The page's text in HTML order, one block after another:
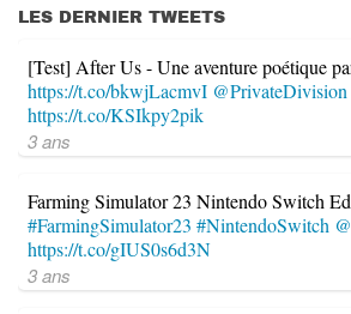
LES DERNIER TWEETS
[Test] After Us - Une aventure poétique
https://t.co/bkwjLacmvI @PrivateDivision
https://t.co/KSIkpy2pik
3 ans
Farming Simulator 23 Nintendo Switch
#FarmingSimulator23 #NintendoSwitch
https://t.co/gIUS0s6d3N
3 ans